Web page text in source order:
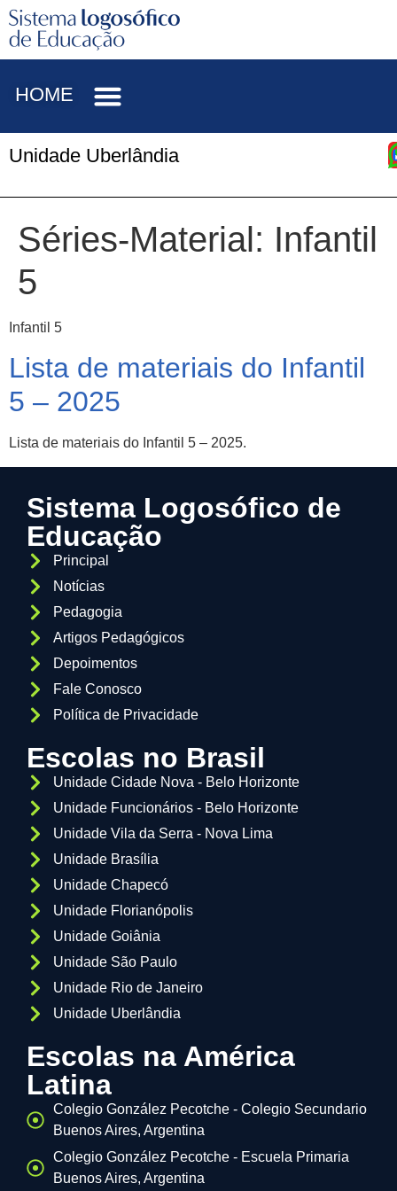
HOME
Unidade Uberlândia
Séries-Material: Infantil
5
Infantil 5
Lista de materiais do Infantil
5 – 2025
Lista de materiais do Infantil 5 – 2025.
Sistema Logosófico de
Educação
Principal
Notícias
Pedagogia
Artigos Pedagógicos
Depoimentos
Fale Conosco
Política de Privacidade
Escolas no Brasil
Unidade Cidade Nova - Belo Horizonte
Unidade Funcionários - Belo Horizonte
Unidade Vila da Serra - Nova Lima
Unidade Brasília
Unidade Chapecó
Unidade Florianópolis
Unidade Goiânia
Unidade São Paulo
Unidade Rio de Janeiro
Unidade Uberlândia
Escolas na América
Latina
Colegio González Pecotche - Colegio Secundario
Buenos Aires, Argentina
Colegio González Pecotche - Escuela Primaria
Buenos Aires, Argentina